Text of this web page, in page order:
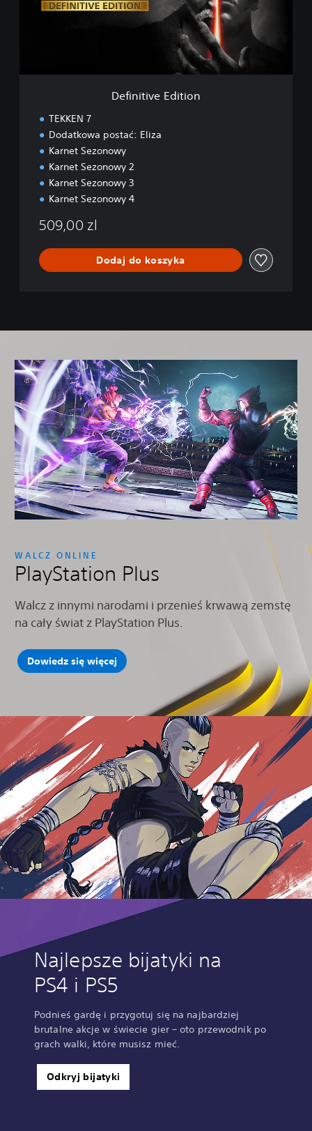
d
Definitive Edition
TEKKEN 7
Dodatkowa postać: Eliza
Karnet Sezonowy
Karnet Sezonowy 2
Karnet Sezonowy 3
Karnet Sezonowy 4
509,00 zl
Dodaj do koszyka
WALCZ ONLINE
PlayStation Plus
Walcz z innymi narodami i przenieś krwawą zemstę
na cały świat z PlayStation Plus.
Dowiedz się więcej
Najlepsze bijatyki na
PS4 i PS5
Podnieś gardę i przygotuj się na najbardziej
brutalne akcje w świecie gier – oto przewodnik po
grach walki, które musisz mieć.
Odkryj bijatyki